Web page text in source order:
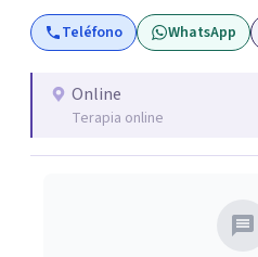
Teléfono WhatsApp
Online
Terapia online